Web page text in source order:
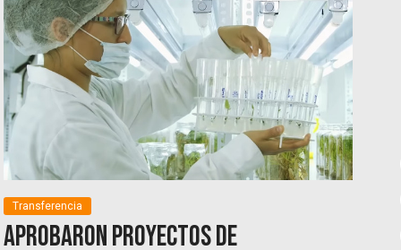
Transferencia
Aprobaron proyectos de